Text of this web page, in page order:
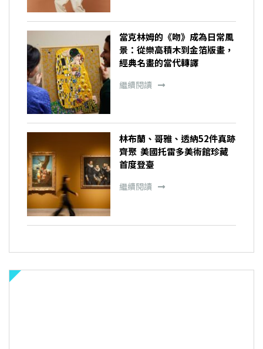
當克林姆的《吻》成為日常風
景：從樂高積木到金箔版畫，
經典名畫的當代轉譯
繼續閱讀
林布蘭、哥雅、透納52件真跡
齊聚 美國托雷多美術館珍藏
首度登臺
繼續閱讀